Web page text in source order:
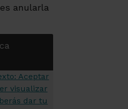
anularla